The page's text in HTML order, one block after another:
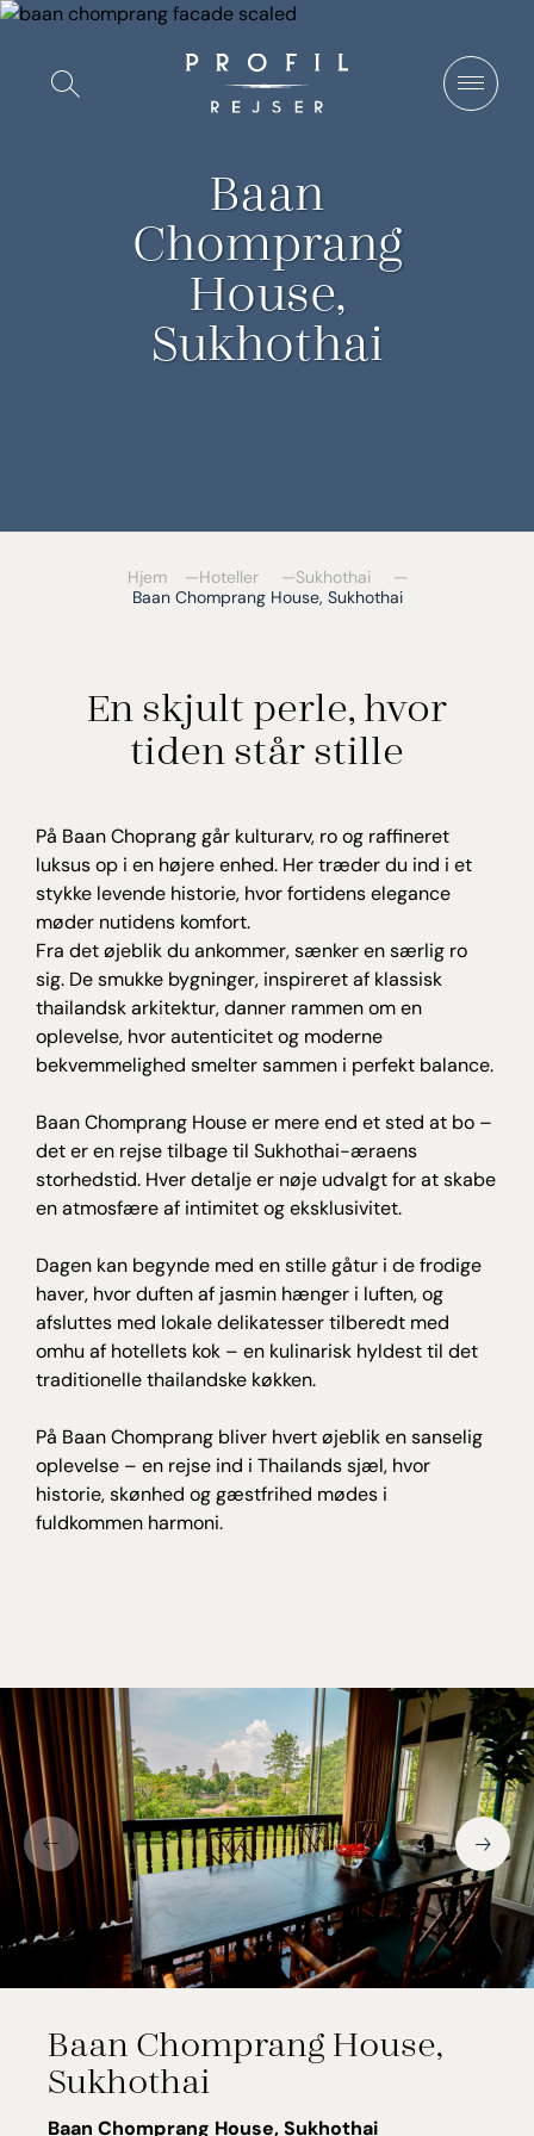
indhold
Vis/Skjul
søgning
Baan
Chomprang
House,
Sukhothai
Hjem Hoteller
Sukhothai
Baan Chomprang House, Sukhothai
En skjult perle, hvor
tiden står stille
På Baan Choprang går kulturarv, ro og raffineret
luksus op i en højere enhed. Her træder du ind i et
stykke levende historie, hvor fortidens elegance
møder nutidens komfort.
Fra det øjeblik du ankommer, sænker en særlig ro
sig. De smukke bygninger, inspireret af klassisk
thailandsk arkitektur, danner rammen om en
oplevelse, hvor autenticitet og moderne
bekvemmelighed smelter sammen i perfekt balance.
Baan Chomprang House er mere end et sted at bo –
det er en rejse tilbage til Sukhothai-æraens
storhedstid. Hver detalje er nøje udvalgt for at skabe
en atmosfære af intimitet og eksklusivitet.
Dagen kan begynde med en stille gåtur i de frodige
haver, hvor duften af jasmin hænger i luften, og
afsluttes med lokale delikatesser tilberedt med
omhu af hotellets kok – en kulinarisk hyldest til det
traditionelle thailandske køkken.
På Baan Chomprang bliver hvert øjeblik en sanselig
oplevelse – en rejse ind i Thailands sjæl, hvor
historie, skønhed og gæstfrihed mødes i
fuldkommen harmoni.
Baan Chomprang House,
Sukhothai
Baan Chomprang House, Sukhothai